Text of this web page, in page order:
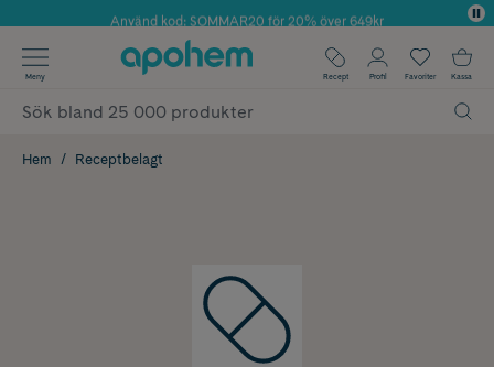
Använd kod: SOMMAR20 för 20% över 649kr
✓ Fri frakt
✓ Poäng på alla köp*
Meny Recept Profil Favoriter Kassa
Hem Receptbelagt